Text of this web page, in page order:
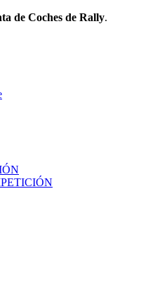
de Coches de Rally.